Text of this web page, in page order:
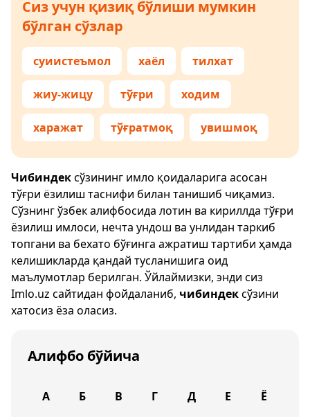
Сиз учун қизиқ бўлиши мумкин
бўлган сўзлар
суиистеъмол хаёл тилхат
жиу-жицу тўғри ходим
харажат тўғратмоқ увишмоқ
Чибиндексўзининг имло қоидаларига асосан
тўғри ёзилиш таснифи билан танишиб чиқамиз.
Сўзнинг ўзбек алифбосида лотин ва кириллда тўғри
ёзилиш имлоси, нечта ундош ва унлидан таркиб
топгани ва бехато бўғинга ажратиш тартиби ҳамда
келишикларда қандай тусланишига оид
маълумотлар берилган. Ўйлаймизки, энди сиз
Imlo.uz сайтидан фойдаланиб, чибиндексўзини
хатосиз ёза оласиз.
Алифбо бўйича
А Б В Г Д Е Ё